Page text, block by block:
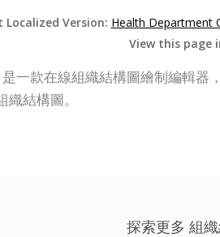
Localized Version: Health Department
View this page
一款在線組織結構圖繪制編輯器
結構圖。
探索更多 組